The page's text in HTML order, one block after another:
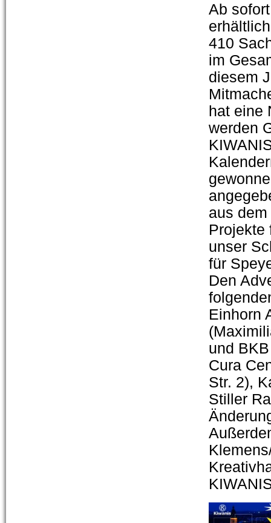
Ab
410
im
diesem
hat eine
werden
aus
Projekte
unser
für
Den
Einhorn
und
Cura
Str. 2),
Stiller